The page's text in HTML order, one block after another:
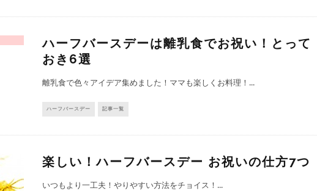
ハーフバースデーは離乳食でお祝い！とって
おき6選
離乳食で色々アイデア集めました！ママも楽しくお料理！...
ハーフバースデー 記事一覧
楽しい！ハーフバースデー お祝いの仕方7つ
いつもより一工夫！やりやすい方法をチョイス！...